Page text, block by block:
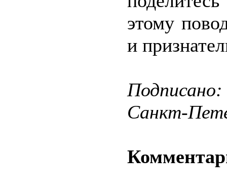
этому
и
Санкт-